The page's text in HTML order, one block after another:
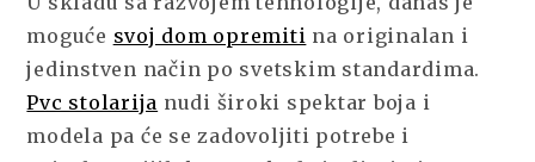
moguće svoj dom opremiti na originalan i
jedinstven način po svetskim standardima.
Pvc stolarija nudi široki spektar boja i
modela pa će se zadovoljiti potrebe i